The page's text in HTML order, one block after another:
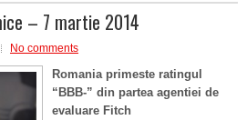
– 7 martie 2014
No comments
Romania primeste ratingul
“BBB-” din partea agentiei de
evaluare Fitch